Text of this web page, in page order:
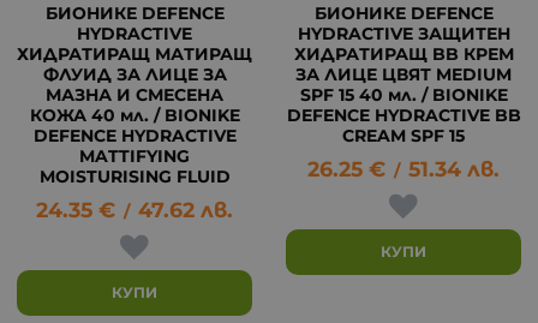
БИОНИКЕ DEFENCE
HYDRACTIVE
ХИДРАТИРАЩ МАТИРАЩ
ФЛУИД ЗА ЛИЦЕ ЗА
МАЗНА И СМЕСЕНА
КОЖА 40 мл. / BIONIKE
DEFENCE HYDRACTIVE
MATTIFYING
MOISTURISING FLUID
24.35 € / 47.62 лв.
КУПИ
БИОНИКЕ DEFENCE
HYDRACTIVE ЗАЩИТЕН
ХИДРАТИРАЩ BB КРЕМ
ЗА ЛИЦЕ ЦВЯТ MEDIUM
SPF 15 40 мл. / BIONIKE
DEFENCE HYDRACTIVE BB
CREAM SPF 15
26.25 € / 51.34 лв.
КУПИ